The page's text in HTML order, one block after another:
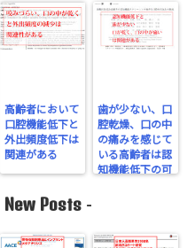
高齢者において
口腔機能低下と
外出頻度低下は
関連がある
歯が少ない、口
腔乾燥、口の中
の痛みを感じて
いる高齢者は認
知機能低下の可
New Posts -